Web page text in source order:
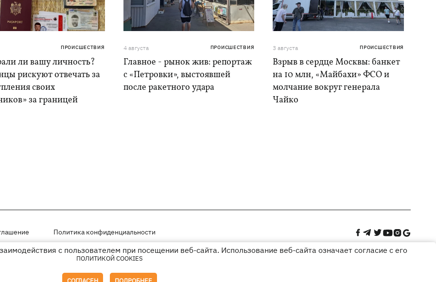
ПРОИСШЕСТВИЯ
ли вашу личность?
рискуют отвечать за
своих
за границей
4 августа ПРОИСШЕСТВИЯ
Главное - рынок жив: репортаж
с «Петровки», выстоявшей
после ракетного удара
3 августа ПРОИСШЕСТВИЯ
Взрыв в сердце Москвы: банкет
на 10 млн, «Майбахи» ФСО и
молчание вокруг генерала
Чайко
Политика конфиденциальности
на правах рекламыс пользователем при посещении веб-сайта. Использование веб-сайта означает согласие с его
ПОЛИТИКОЙ COOKIES